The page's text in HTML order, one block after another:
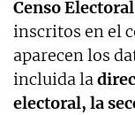
Censo Electoral
inscritos en el
aparecen los
incluida la
electoral, la